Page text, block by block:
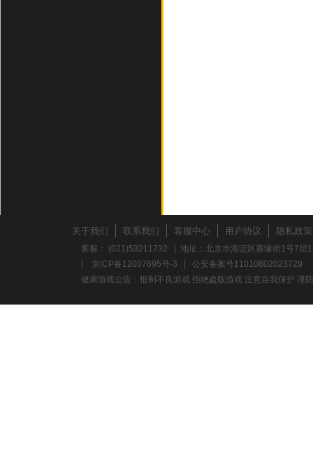
关于我们 联系我们 客服中心 用户协议 隐私政策
客服： (021)53211732 | 地址：北京市海淀区善缘街1号7
京ICP备12007695号-3
公安备案号11010802023729
健康游戏公告：抵制不良游戏 拒绝盗版游戏 注意自我保护 谨